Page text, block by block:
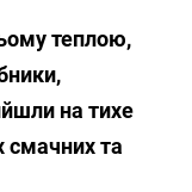
теплою,
на тихе
смачних та